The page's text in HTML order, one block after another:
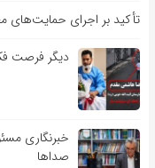
تأکید بر اجرای حمایت‌های
دیگر فرصت
خبرنگاری
صداها